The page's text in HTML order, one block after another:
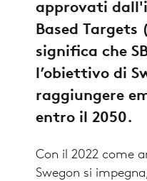
approvati
Based Targets
significa che
l’obiettivo di
raggiungere
entro il 2050.
Con il 2022 come
Swegon si